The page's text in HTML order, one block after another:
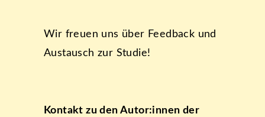
Wir freuen uns über Feedback und
Austausch zur Studie!
Kontakt zu den Autor:innen der